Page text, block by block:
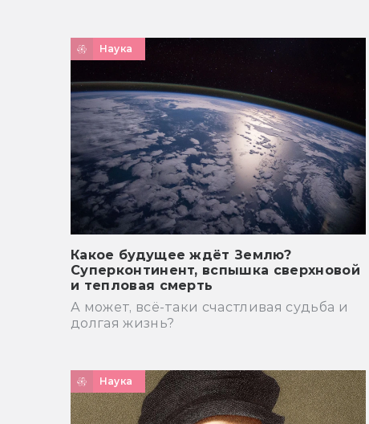
Наука
Какое будущее ждёт Землю?
Суперконтинент, вспышка сверхновой
и тепловая смерть
А может, всё-таки счастливая судьба и
долгая жизнь?
Наука